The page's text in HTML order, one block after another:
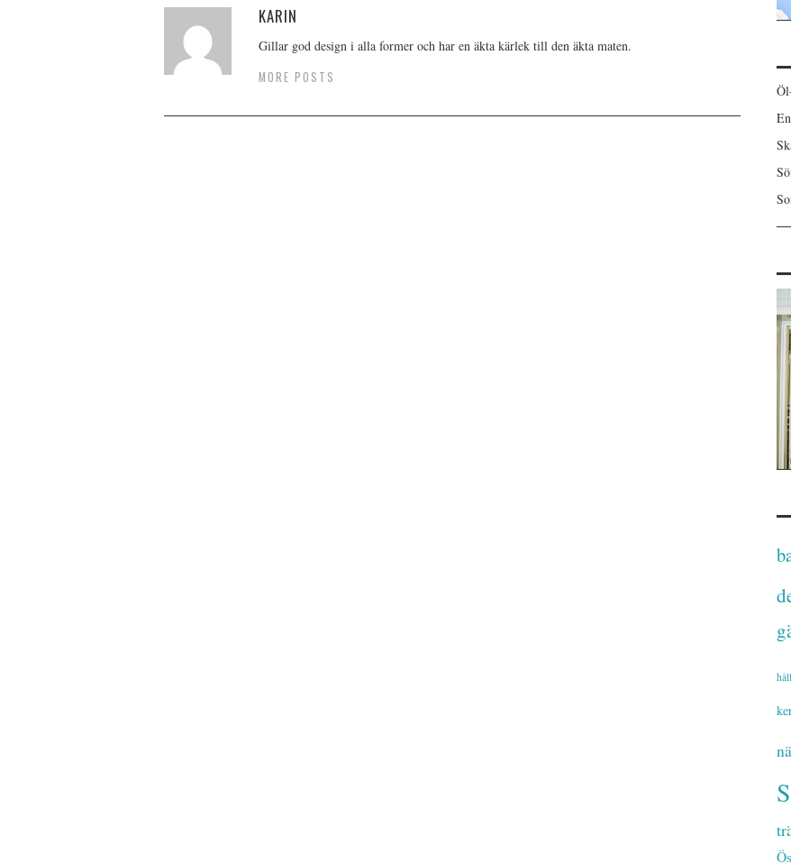
KARIN
Gillar god design i alla former och har en äkta kärlek till den äkta maten.
MORE POSTS